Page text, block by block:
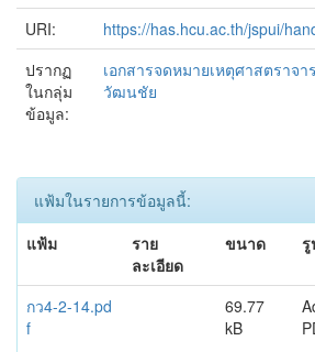
URI:
https://has.hcu.ac.th/jspui/
ปรากฏ
ในกลุ่ม
ข้อมูล:
เอกสารจดหมายเหตุศาสตราจ
วัฒนชัย
แฟ้มในรายการข้อมูลนี้:
แฟ้ม
ราย
ละเอียด
ขนาด
กว4-2-14.pd
f
69.77
kB